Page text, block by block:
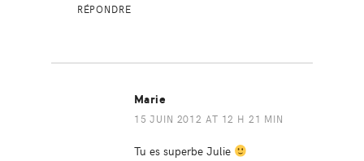
RÉPONDRE
Marie
15 JUIN 2012 AT 12 H 21 MIN
Tu es superbe Julie